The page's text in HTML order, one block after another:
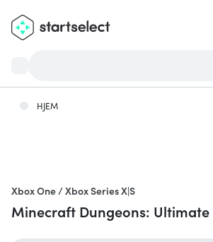
HJEM
Xbox One / Xbox Series X|S
Minecraft Dungeons: Ultimate